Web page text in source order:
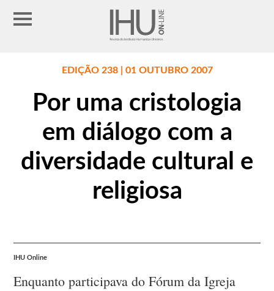
EDIÇÃO 238 | 01 OUTUBRO 2007
Por uma cristologia
em diálogo com a
diversidade cultural e
religiosa
IHU Online
Enquanto participava do Fórum da Igreja